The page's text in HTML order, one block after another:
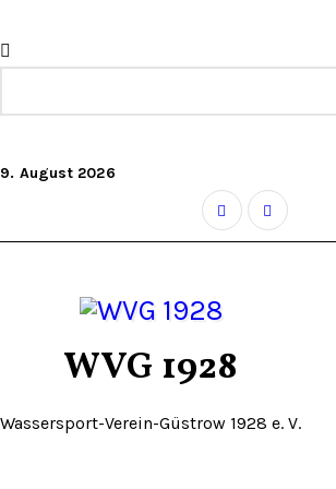
Inhalt
springen
9. August 2026
WVG 1928
Wassersport-Verein-Güstrow 1928 e. V.